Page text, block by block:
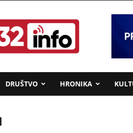
DRUŠTVO HRONIKA